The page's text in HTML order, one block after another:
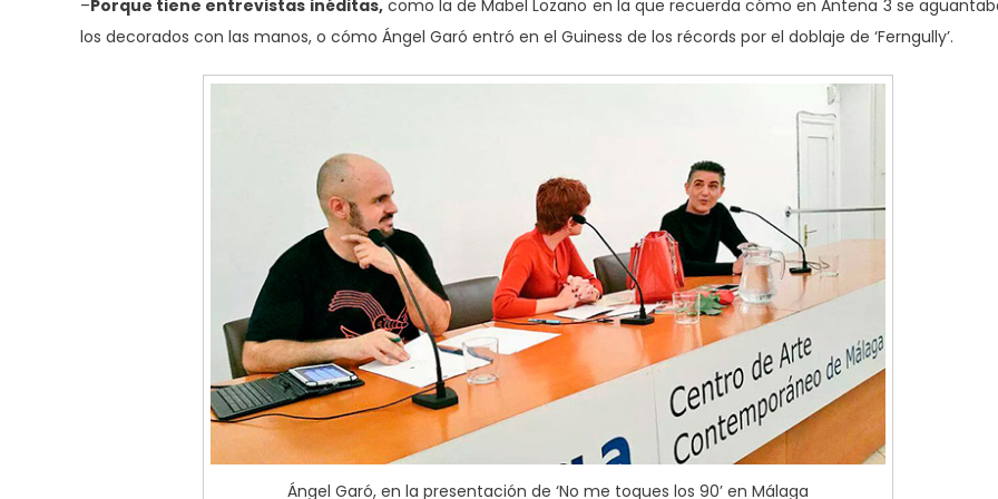
– Porque tiene entrevistas inéditas,como la de Mabel Lozano en la que recuerda cómo en Antena 3 se
los decorados con las manos, o cómo Ángel Garó entró en el Guiness de los récords por el doblaje de ‘Ferngully’.
Ángel Garó, en la presentación de ‘No me toques los 90’ en Málaga